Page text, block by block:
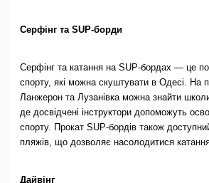
Серфінг та SUP-борди
Серфінг та катання на SUP-бордах — це
спорту, які можна скуштувати в Одесі. На
Ланжерон та Лузанівка можна знайти
де досвідчені інструктори допоможуть
спорту. Прокат SUP-бордів також
пляжів, що дозволяє насолодитися
Дайвінг